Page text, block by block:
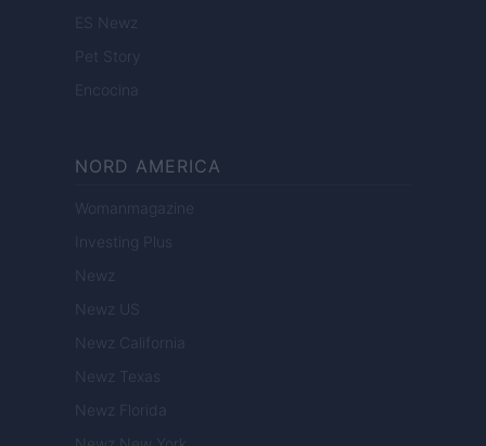
ES Newz
Pet Story
Encocina
NORD AMERICA
Womanmagazine
Investing Plus
Newz
Newz US
Newz California
Newz Texas
Newz Florida